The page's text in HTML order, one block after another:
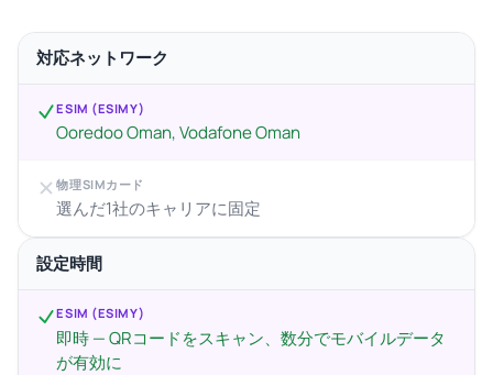
対応ネットワーク
ESIM (ESIMY)
Ooredoo Oman, Vodafone Oman
物理SIMカード
選んだ1社のキャリアに固定
設定時間
ESIM (ESIMY)
即時 — QRコードをスキャン、数分でモバイルデータ
が有効に